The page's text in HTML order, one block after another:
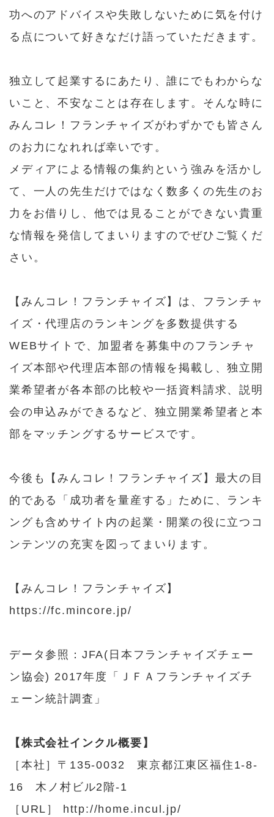
功へのアドバイスや失敗しないために気を付け
る点について好きなだけ語っていただきます。
独立して起業するにあたり、誰にでもわからな
いこと、不安なことは存在します。そんな時に
みんコレ！フランチャイズがわずかでも皆さん
のお力になれれば幸いです。
メディアによる情報の集約という強みを活かし
て、一人の先生だけではなく数多くの先生のお
力をお借りし、他では見ることができない貴重
な情報を発信してまいりますのでぜひご覧くだ
さい。
【みんコレ！フランチャイズ】は、フランチャ
イズ・代理店のランキングを多数提供する
WEBサイトで、加盟者を募集中のフランチャ
イズ本部や代理店本部の情報を掲載し、独立開
業希望者が各本部の比較や一括資料請求、説明
会の申込みができるなど、独立開業希望者と本
部をマッチングするサービスです。
今後も【みんコレ！フランチャイズ】最大の目
的である「成功者を量産する」ために、ランキ
ングも含めサイト内の起業・開業の役に立つコ
ンテンツの充実を図ってまいります。
【みんコレ！フランチャイズ】
https://fc.mincore.jp/
データ参照： JFA(日本フランチャイズチェー
ン協会) 2017年度「ＪＦＡフランチャイズチ
ェーン統計調査」
【株式会社インクル概要】
［本社］〒135-0032 東京都江東区福住1-8-
16 木ノ村ビル2階‐1
［URL］ http://home.incul.jp/